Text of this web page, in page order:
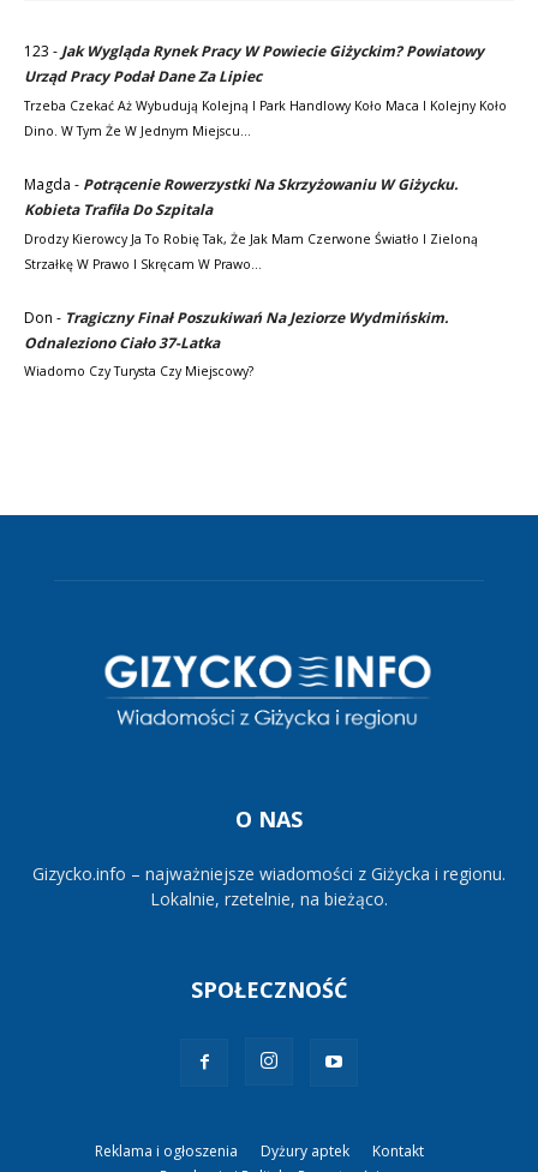
123 - Jak Wygląda Rynek Pracy W Powiecie Giżyckim? Powiatowy
Urząd Pracy Podał Dane Za Lipiec
Trzeba Czekać Aż Wybudują Kolejną I Park Handlowy Koło Maca I Kolejny Koło
Dino. W Tym Że W Jednym Miejscu…
Magda - Potrącenie Rowerzystki Na Skrzyżowaniu W Giżycku.
Kobieta Trafiła Do Szpitala
Drodzy Kierowcy Ja To Robię Tak, Że Jak Mam Czerwone Światło I Zieloną
Strzałkę W Prawo I Skręcam W Prawo…
Don - Tragiczny Finał Poszukiwań Na Jeziorze Wydmińskim.
Odnaleziono Ciało 37-Latka
Wiadomo Czy Turysta Czy Miejscowy?
O NAS
Gizycko.info – najważniejsze wiadomości z Giżycka i regionu.
Lokalnie, rzetelnie, na bieżąco.
SPOŁECZNOŚĆ
Reklama i ogłoszenia Dyżury aptek
Kontakt